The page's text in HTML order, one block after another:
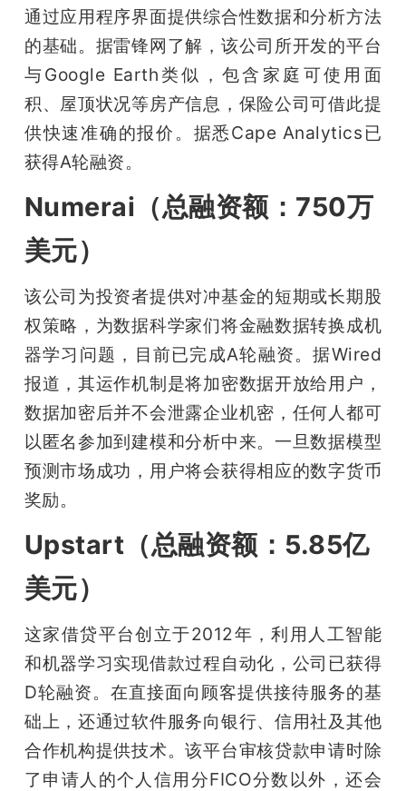
通过应用程序界面提供综合性数据和分析方法
的基础。据雷锋网了解，该公司所开发的平台
与Google Earth类似，包含家庭可使用面
积、屋顶状况等房产信息，保险公司可借此提
供快速准确的报价。据悉Cape Analytics已
获得A轮融资。
Numerai（总融资额：750万
美元）
该公司为投资者提供对冲基金的短期或长期股
权策略，为数据科学家们将金融数据转换成机
器学习问题，目前已完成A轮融资。据Wired
报道，其运作机制是将加密数据开放给用户，
数据加密后并不会泄露企业机密，任何人都可
以匿名参加到建模和分析中来。一旦数据模型
预测市场成功，用户将会获得相应的数字货币
奖励。
Upstart（总融资额：5.85亿
美元）
这家借贷平台创立于2012年，利用人工智能
和机器学习实现借款过程自动化，公司已获得
D轮融资。在直接面向顾客提供接待服务的基
础上，还通过软件服务向银行、信用社及其他
合作机构提供技术。该平台审核贷款申请时除
了申请人的个人信用分FICO分数以外，还会